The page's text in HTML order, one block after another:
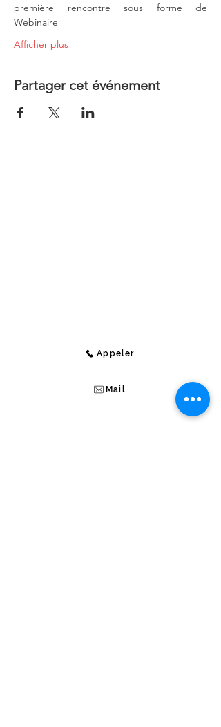
première rencontre sous forme de
Webinaire
Afficher plus
Partager cet événement
Appeler
Mail